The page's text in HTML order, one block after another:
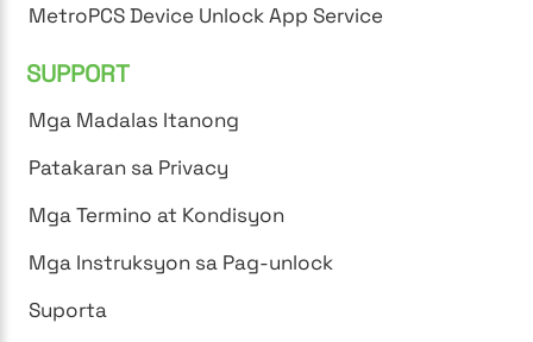
MetroPCS Device Unlock App Service
SUPPORT
Mga Madalas Itanong
Patakaran sa Privacy
Mga Termino at Kondisyon
Mga Instruksyon sa Pag-unlock
Suporta